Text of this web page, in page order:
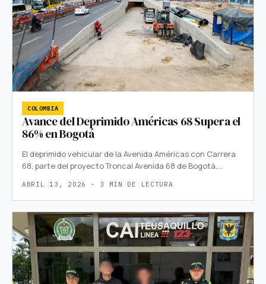
COLOMBIA
Avance del Deprimido Américas 68 Supera el
86% en Bogotá
El deprimido vehicular de la Avenida Américas con Carrera
68, parte del proyecto Troncal Avenida 68 de Bogotá,…
ABRIL 13, 2026 · 3 MIN DE LECTURA